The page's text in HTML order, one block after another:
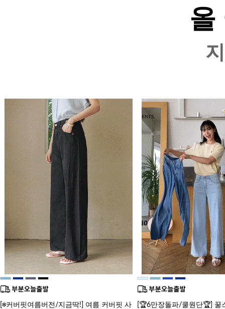
올
[❄️커버핏여름버전/지금딱!] 여름 커버핏 사
[🏆6만장돌파/쿨원단🏆] 꿀